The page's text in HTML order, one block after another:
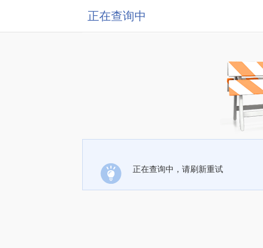
正在查询中
正在查询中，请刷新重试